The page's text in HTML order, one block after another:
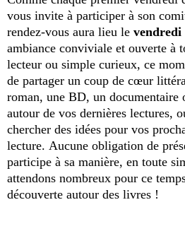
vous invite à participer à son
rendez-vous aura lieu le vendredi
ambiance conviviale et ouverte à
lecteur ou simple curieux, ce
de partager un coup de cœur
roman, une BD, un documentaire
autour de vos dernières lectures,
chercher des idées pour vos
lecture. Aucune obligation de
participe à sa manière, en toute
attendons nombreux pour ce
découverte autour des livres !